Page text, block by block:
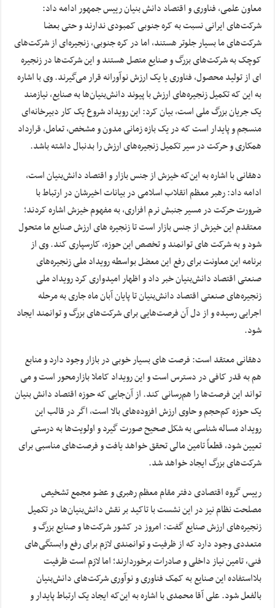
معاون علمی، فناوری و اقتصاد دانش بنیان رییس جمهور ادامه داد:
شرکت‌های ایرانی نسبت به کره جنوبی کمبودی ندارند و حتی بعضا
شرکت‌های ما بسیار جلوتر هستند، اما در کره جنوبی، زنجیره‌ای از شرکت‌های
کوچک به شرکت‌های بزرگ و صنایع متصل هستند و این شرکت‌ها در زنجیره
ای از تولید محصول، فناوری یا یک ارزش نوآورانه قرار می‌گیرند. وی با اشاره
به این که تکمیل زنجیره‌های ارزش با پیوند دانش‌بنیان‌ها به صنایع، نیازمند
یک جریان بزرگ ملی است، بیان کرد: این رویداد شروع یک کار دبیرخانه‌ای
منسجم و پایدار است که در یک بازه زمانی مدون و مشخص، تعامل، قرارداد
همکاری و حرکت در سیر تکمیل زنجیره‌های ارزش را بدنبال داشته باشد.
دهقانی با اشاره به این‌که خیزش از جنس بازار و اقتصاد دانش‌بنیان است،
ادامه داد: رهبر معظم انقلاب اسلامی در بیانات اخیرشان در ارتباط با
ضرورت حرکت در مسیر جنبش نرم افزاری، به مفهوم خیزش اشاره کردند؛
معتقدم این خیزش از جنس بازار است تا زنجیره های ارزش صنایع ما متحول
شود و به شرکت های توانمند و تخصص این حوزه، کارسپاری کند. وی از
برنامه این معاونت برای رفع این معضل بواسطه رویداد ملی زنجیره‌های
صنعتی اقتصاد دانش‌بنیان خبر داد و اظهار امیدواری کرد رویداد ملی
زنجیره‌های صنعتی اقتصاد دانش‌بنیان تا پایان آبان ماه جاری به مرحله
اجرایی رسیده و از دل آن فرصت‌هایی برای شرکت‌های بزرگ و توانمند ایجاد
شود.
دهقانی معتقد است: فرصت های بسیار خوبی در بازار وجود دارد و منابع
هم به قدر کافی در دسترس است و این رویداد کاملا بازارمحور است و می
تواند این فرصت‌ها را هم‌رسانی کند. از آن‌جایی که حوزه اقتصاد دانش بنیان
یک حوزه کم‌حجم و حاوی ارزش افزوده‌های بالا است، اگر در قالب این
رویداد مساله شناسی به شکل صحیح صورت گیرد و اولویت‌ها به درستی
تعیین شود، قطعاً تامین مالی تحقق خواهد یافت و فرصت‌های مناسبی برای
شرکت‌های بزرگ ایجاد خواهد شد.
رییس گروه اقتصادی دفتر مقام معظم رهبری و عضو مجمع تشخیص
مصلحت نظام نیز در این نشست با تاکید بر نقش دانش‌بنیان‌ها در تکمیل
زنجیره‌های ارزش صنایع گفت: امروز در کشور شرکت‌ها و صنایع بزرگ و
متعددی وجود دارد که از ظرفیت و توانمندی لازم برای رفع وابستگی‌های
فنی، تامین نیاز داخلی و صادرات برخوردارند؛ اما لازم است ظرفیت
بلااستفاده این صنایع به کمک فناوری و نوآوری شرکت‌های دانش‌بنیان
بالفعل شود. علی آقا محمدی با اشاره به این‌که ایجاد یک ارتباط پایدار و